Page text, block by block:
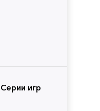
Серии игр